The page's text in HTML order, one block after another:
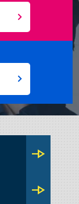
line_end_arrow
line_end_arrow